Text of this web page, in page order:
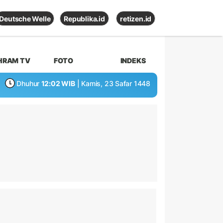
Deutsche Welle Republika.id retizen.id
TV FOTO INDEKS
Dhuhur 12:02 WIB | Kamis, 23 Safar 1448